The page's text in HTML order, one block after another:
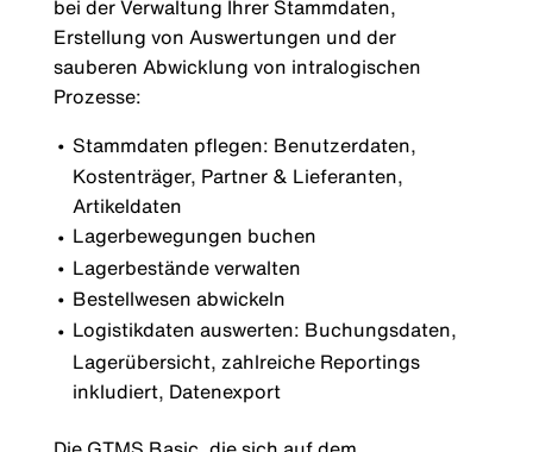
bei der Verwaltung Ihrer Stammdaten,
Erstellung von Auswertungen und der
sauberen Abwicklung von intralogischen
Prozesse:
Stammdaten pflegen: Benutzerdaten,
Kostenträger, Partner & Lieferanten,
Artikeldaten
Lagerbewegungen buchen
Lagerbestände verwalten
Bestellwesen abwickeln
Logistikdaten auswerten: Buchungsdaten,
Lagerübersicht, zahlreiche Reportings
inkludiert, Datenexport